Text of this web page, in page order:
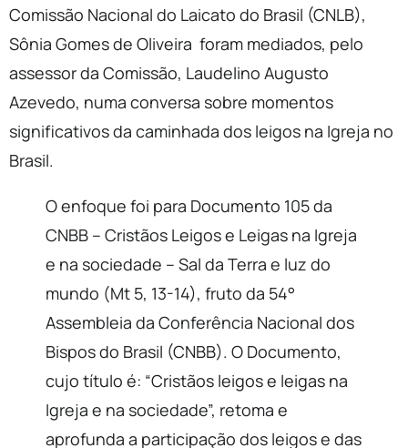
Comissão Nacional do Laicato do Brasil (CNLB),
Sônia Gomes de Oliveira foram mediados, pelo
assessor da Comissão, Laudelino Augusto
Azevedo, numa conversa sobre momentos
significativos da caminhada dos leigos na Igreja no
Brasil.
O enfoque foi para Documento 105 da
CNBB – Cristãos Leigos e Leigas na Igreja
e na sociedade – Sal da Terra e luz do
mundo (Mt 5, 13-14), fruto da 54°
Assembleia da Conferência Nacional dos
Bispos do Brasil (CNBB). O Documento,
cujo título é: “Cristãos leigos e leigas na
Igreja e na sociedade”, retoma e
aprofunda a participação dos leigos e das